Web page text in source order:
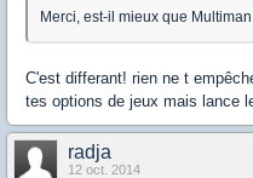
Merci, est-il mieux que
C'est differant! rien ne t
tes options de jeux mais lance
radja
12 oct. 2014